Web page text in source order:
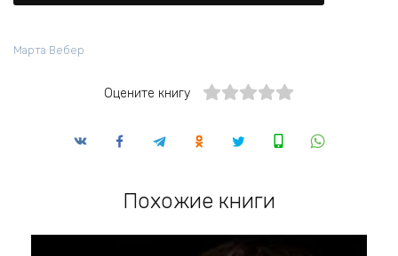
Марта Вебер
Оцените книгу
Похожие книги